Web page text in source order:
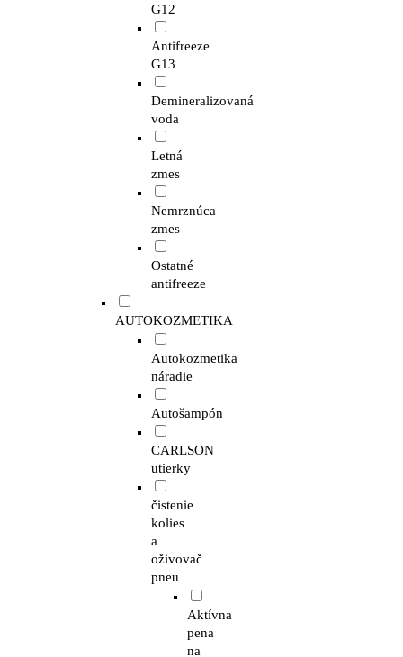
G12
Antifreeze
G13
Demineralizovaná
voda
Letná
zmes
Nemrznúca
zmes
Ostatné
antifreeze
AUTOKOZMETIKA
Autokozmetika
náradie
Autošampón
CARLSON
utierky
čistenie
kolies
a
oživovač
pneu
Aktívna
pena
na